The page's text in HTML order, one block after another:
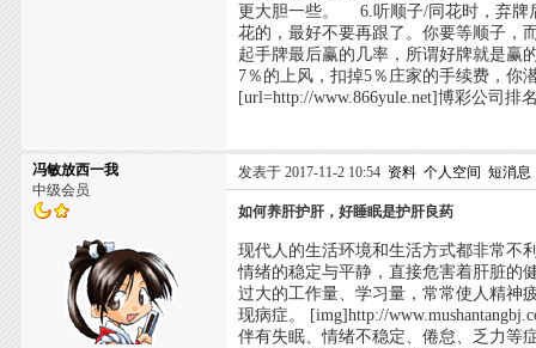
更大胆一些。 6.听顺子/同花时，弃牌
花的，最好不要再跟了。你要等顺子
起手牌最后赢的几率，所谓好牌就是赢
7％的上风，扣掉5％庄家的手续费，你
[url=http://www.866yule.net]博彩公司排
冯敏放西一我
中级会员
发表于 2017-11-2 10:54 资料 个人空间 短消息
如何养肝护肝，好睡眠是护肝良药
现代人的生活环境和生活方式都非常不
情绪的稳定与平静，直接危害着肝脏的
过大的工作量、学习量，常常使人精神
现病症。 [img]http://
伴有失眠、情绪不稳定、倦怠、乏力等